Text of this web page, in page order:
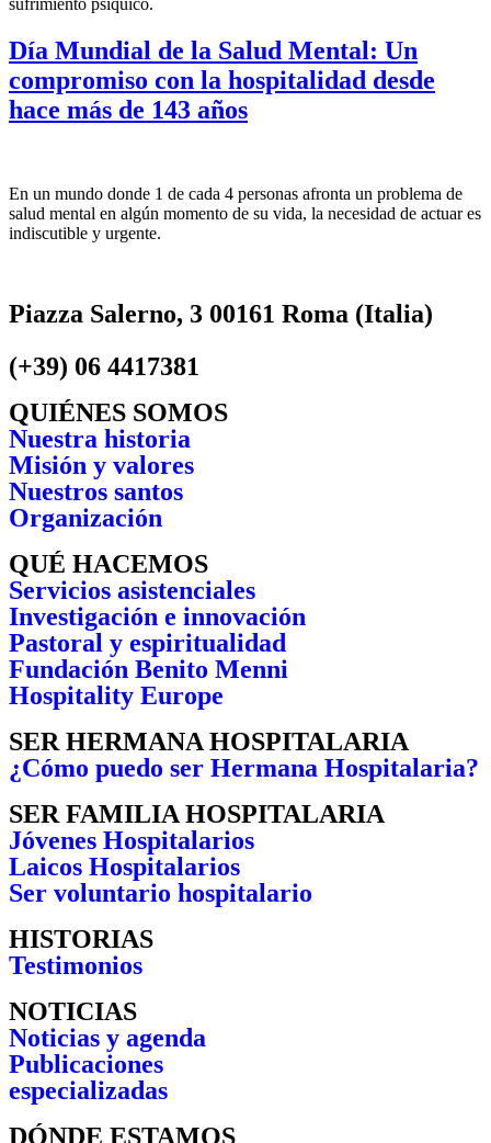
Día Mundial de la Salud Mental: Un
compromiso con la hospitalidad desde
hace más de 143 años
En un mundo donde 1 de cada 4 personas afronta un problema de
salud mental en algún momento de su vida, la necesidad de actuar es
indiscutible y urgente.
Piazza Salerno, 3 00161 Roma (Italia)
(+39) 06 4417381
QUIÉNES SOMOS
Nuestra historia
Misión y valores
Nuestros santos
Organización
QUÉ HACEMOS
Servicios asistenciales
Investigación e innovación
Pastoral y espiritualidad
Fundación Benito Menni
Hospitality Europe
SER HERMANA HOSPITALARIA
¿Cómo puedo ser Hermana Hospitalaria?
SER FAMILIA HOSPITALARIA
Jóvenes Hospitalarios
Laicos Hospitalarios
Ser voluntario hospitalario
HISTORIAS
Testimonios
NOTICIAS
Noticias y agenda
Publicaciones
especializadas
DÓNDE ESTAMOS